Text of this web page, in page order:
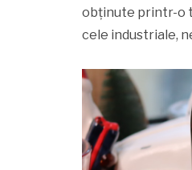
obținute printr-o
cele industriale,